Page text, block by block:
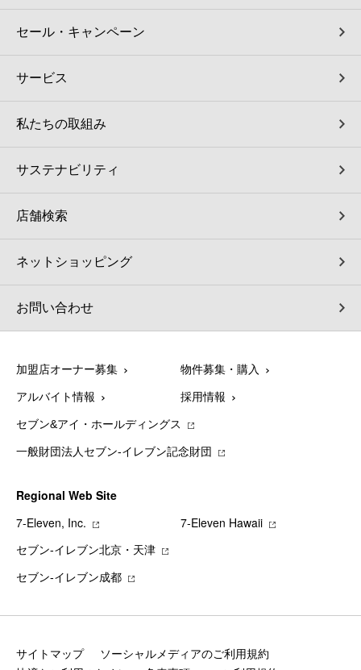
セール・キャンペーン
サービス
私たちの取組み
サステナビリティ
店舗検索
ネットショッピング
お問い合わせ
加盟店オーナー募集 物件募集・購入
アルバイト情報 採用情報
セブン&アイ・ホールディングス
一般財団法人セブン-イレブン記念財団
Regional Web Site
7‐Eleven, Inc.
7‐Eleven Hawaii
セブン‐イレブン北京・天津
セブン‐イレブン成都
サイトマップ
ソーシャルメディアのご利用規約